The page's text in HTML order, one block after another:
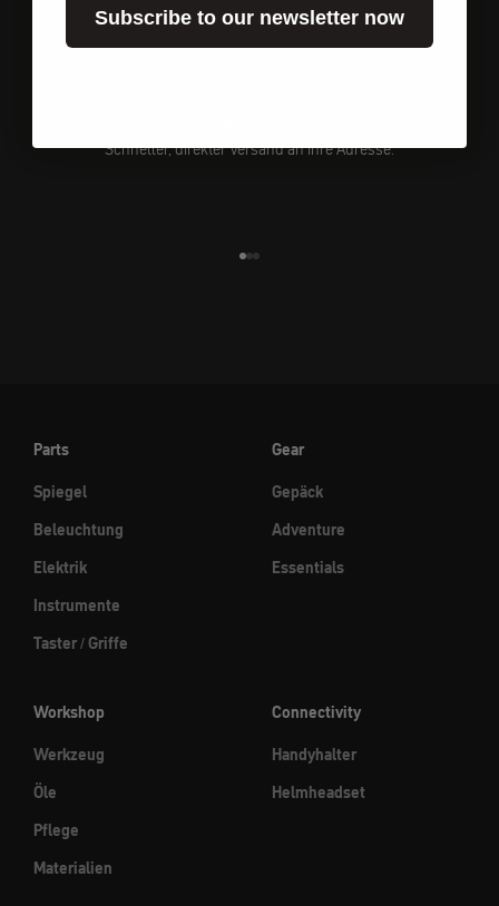
Schneller, direkter Versand an Ihre Adresse.
Parts
Spiegel
Beleuchtung
Elektrik
Instrumente
Taster / Griffe
Gear
Gepäck
Adventure
Essentials
Workshop
Werkzeug
Öle
Pflege
Materialien
Connectivity
Handyhalter
Helmheadset
Subscribe to our newsletter now